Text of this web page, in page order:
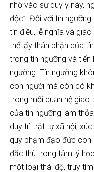
nhờ vào sự quy y này,
độc”. Đối với tín
tín điều, lễ nghĩa và
thể lấy thân phận của
trong tín ngưỡng và
ngưỡng. Tín ngưỡng
con người mà còn có
trong mối quan hệ giao
của tín ngưỡng làm
duy trì trật tự xã hội,
quy phạm đạo đức con
đặc thù trong tâm lý
một loại thái độ, truy